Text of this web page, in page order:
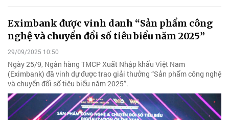
Eximbank được vinh danh “Sản phẩm công
nghệ và chuyển đổi số tiêu biểu năm 2025”
29/09/2025 10:50
Ngày 25/9, Ngân hàng TMCP Xuất Nhập khẩu Việt Nam
(Eximbank) đã vinh dự được trao giải thưởng “Sản phẩm công nghệ
và chuyển đổi số tiêu biểu năm 2025”.